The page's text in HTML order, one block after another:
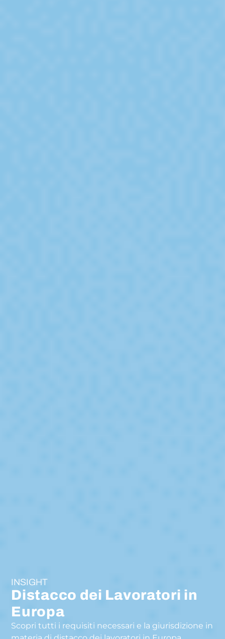
INSIGHT
Distacco dei Lavoratori in
Europa
Scopri tutti i requisiti necessari e la giurisdizione in